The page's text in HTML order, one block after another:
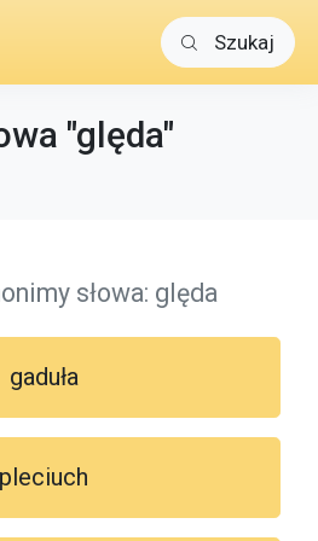
Szukaj
"ględa"
słowa: ględa
gaduła
pleciuch